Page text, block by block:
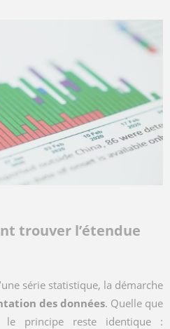
trouver l’étendue
série statistique, la démarche
des données. Quelle que
principe reste identique :